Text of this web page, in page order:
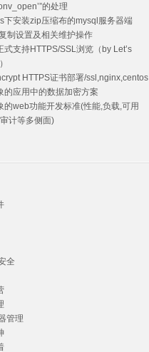
的处理
下安装zip压缩布的mysql服务器端
制设置及相关维护操作
式支持HTTPS/SSL浏览（by Let’s
HTTPS证书部署/ssl,nginx,centos
的应用中的数据加密方案
的web功能开发标准(性能,负载,可用
计等多侧面)
全
管理